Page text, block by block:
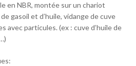
en NBR, montée sur un chariot
gasoil et d’huile, vidange de cuve
avec particules. (ex : cuve d’huile de